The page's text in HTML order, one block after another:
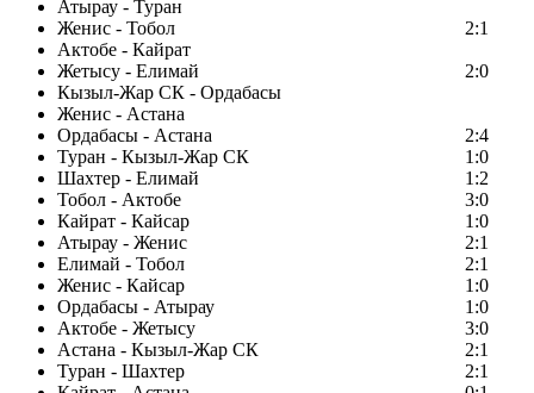
Атырау - Туран
Женис - Тобол
2:1
Актобе - Кайрат
Жетысу - Елимай
2:0
Кызыл-Жар СК - Ордабасы
Женис - Астана
Ордабасы - Астана
2:4
Туран - Кызыл-Жар СК
1:0
Шахтер - Елимай
1:2
Тобол - Актобе
3:0
Кайрат - Кайсар
1:0
Атырау - Женис
2:1
Елимай - Тобол
2:1
Женис - Кайсар
1:0
Ордабасы - Атырау
1:0
Актобе - Жетысу
3:0
Астана - Кызыл-Жар СК
2:1
Туран - Шахтер
2:1